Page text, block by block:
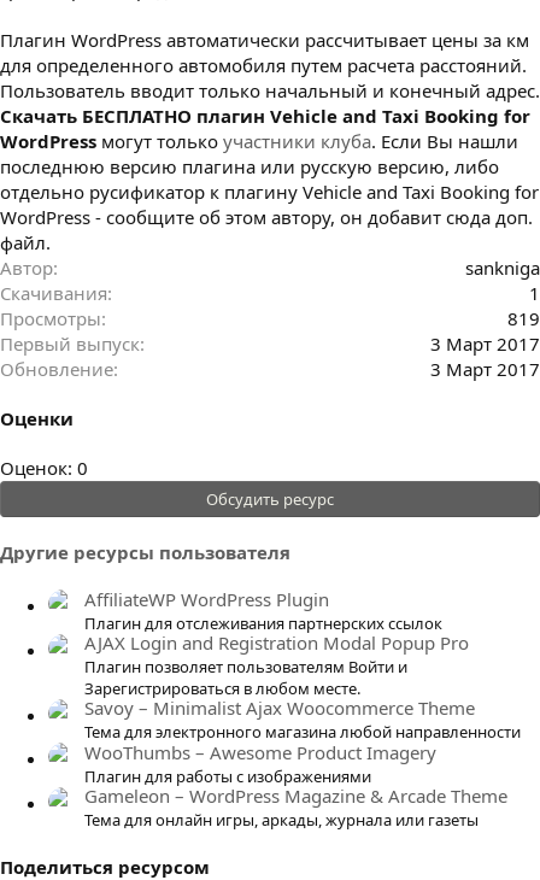
Плагин WordPress автоматически рассчитывает цены за км
для определенного автомобиля путем расчета расстояний.
Пользователь вводит только начальный и конечный адрес.
Cкачать БЕСПЛАТНО плагин Vehicle and Taxi Booking for
WordPress могут только участники клуба. Если Вы нашли
последнюю версию плагина или русскую версию, либо
отдельно русификатор к плагину Vehicle and Taxi Booking for
WordPress - сообщите об этом автору, он добавит сюда доп.
файл.
Автор
sankniga
Скачивания
1
Просмотры
819
Первый выпуск
3 Март 2017
Обновление
3 Март 2017
Оценки
0
.
0
0
з
Оценок: 0
Обсудить ресурс
Другие ресурсы пользователя
AffiliateWP WordPress Plugin
Плагин для отслеживания партнерских ссылок
AJAX Login and Registration Modal Popup Pro
Плагин позволяет пользователям Войти и
Зарегистрироваться в любом месте.
Savoy – Minimalist Ajax Woocommerce Theme
Тема для электронного магазина любой направленности
WooThumbs – Awesome Product Imagery
Плагин для работы с изображениями
Gameleon – WordPress Magazine & Arcade Theme
Тема для онлайн игры, аркады, журнала или газеты
Поделиться ресурсом